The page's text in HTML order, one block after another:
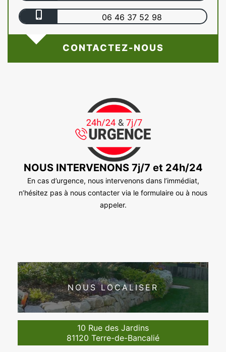
06 46 37 52 98
CONTACTEZ-NOUS
NOUS INTERVENONS 7j/7 et 24h/24
En cas d’urgence, nous intervenons dans l’immédiat,
n’hésitez pas à nous contacter via le formulaire ou à nous
appeler.
NOUS LOCALISER
10 Rue des Jardins
81120 Terre-de-Bancalié